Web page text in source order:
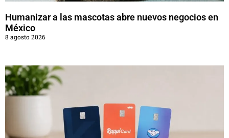
Humanizar a las mascotas abre nuevos negocios en
México
8 agosto 2026